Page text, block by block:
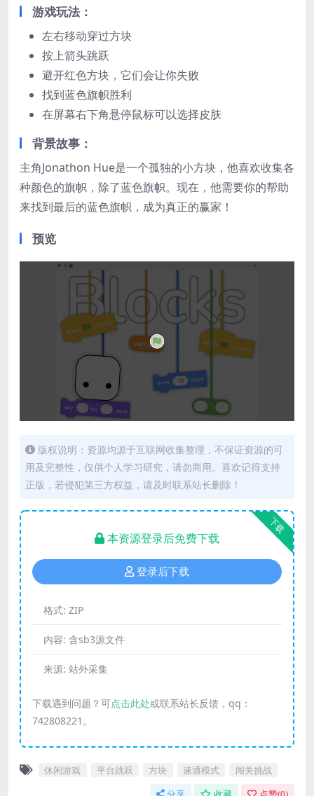
游戏玩法：
左右移动穿过方块
按上箭头跳跃
避开红色方块，它们会让你失败
找到蓝色旗帜胜利
在屏幕右下角悬停鼠标可以选择皮肤
背景故事：
主角Jonathon Hue是一个孤独的小方块，他喜欢收集各
种颜色的旗帜，除了蓝色旗帜。现在，他需要你的帮助
来找到最后的蓝色旗帜，成为真正的赢家！
预览
版权说明：资源均源于互联网收集整理，不保证资源的可
用及完整性，仅供个人学习研究，请勿商用。喜欢记得支持
正版，若侵犯第三方权益，请及时联系站长删除！
下载
本资源登录后免费下载
登录后下载
格式: ZIP
内容: 含sb3源文件
来源: 站外采集
下载遇到问题？可点击此处或联系站长反馈，qq：
742808221。
休闲游戏 平台跳跃 方块 速通模式 闯关挑战